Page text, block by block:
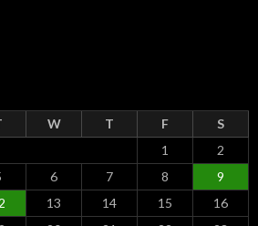
W T F
S
1
2
6 7 8
9
13 14 15
16